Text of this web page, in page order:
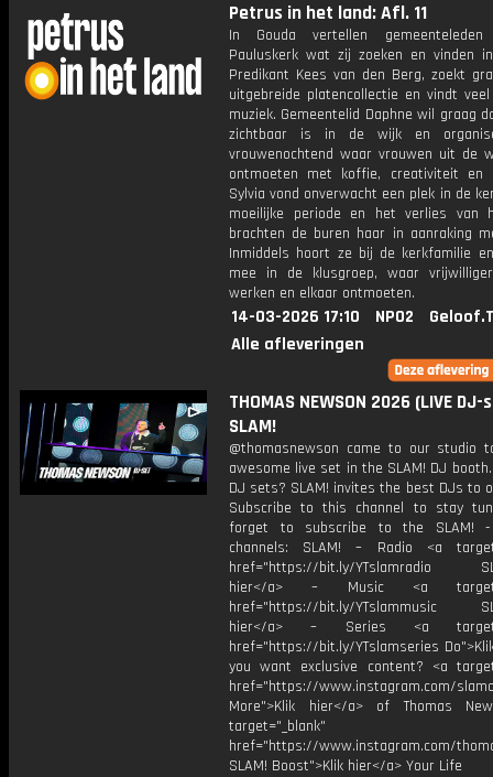
Petrus in het land: Afl. 11
In Gouda vertellen
Pauluskerk wat zij zoeken en vinden
Predikant Kees van den Berg, zoekt
uitgebreide platencollectie en vindt
muziek. Gemeentelid Daphne wil graag
zichtbaar is in de wijk en
vrouwenochtend waar vrouwen uit de
ontmoeten met koffie, creativiteit en
Sylvia vond onverwacht een plek in de
moeilijke periode en het verlies van
brachten de buren haar in aanraking
Inmiddels hoort ze bij de kerkfamilie
mee in de klusgroep, waar
werken en elkaar ontmoeten.
14-03-2026 17:10 NPO2
Alle afleveringen
THOMAS NEWSON 2026 (LIVE
SLAM!
​@thomasnewson came to our studio
awesome live set in the SLAM! DJ
DJ sets? SLAM! invites the best DJs to
Subscribe to this channel to stay
forget to subscribe to the SLAM! -
channels: SLAM! – Radio <a
href="https://bit.ly/YTslamradio
hier</a> – Music <a
href="https://bit.ly/YTslammusic
hier</a> – Series <a
href="https://bit.ly/YTslamseries
you want exclusive content? <a
href="https://www.instagram.com/
More">Klik hier</a> of Thomas
target="_blank"
href="https://www.instagram.com/
SLAM! Boost">Klik hier</a> Your Life